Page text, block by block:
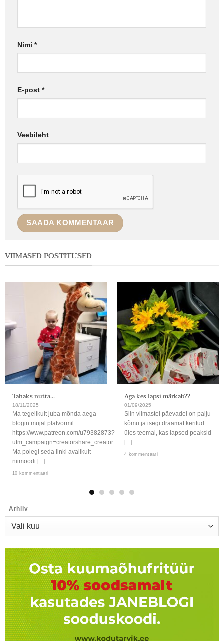
Nimi *
E-post *
Veebileht
VIIMASED POSTITUSED
Tahaks nutta…
18/11/2025
Ma tegelikult juba mõnda aega
blogin mujal platvormil:
https://www.patreon.com/u79382873?
utm_campaign=creatorshare_creator
Ma polegi seda linki avalikult
niimoodi [...]
10 kommentaari
Aga kes lapsi märkab??
01/09/2025
Siin viimastel päevadel on palju
kõmu ja isegi draamat keritud
üles teemal, kas lapsed peaksid
[...]
4 kommentaari
Arhiiv
Arhiiv